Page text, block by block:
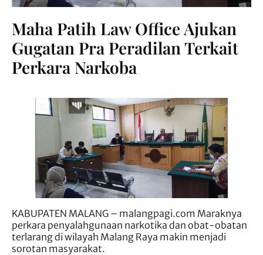
Maha Patih Law Office Ajukan
Gugatan Pra Peradilan Terkait
Perkara Narkoba
KABUPATEN MALANG – malangpagi.com Maraknya
perkara penyalahgunaan narkotika dan obat-obatan
terlarang di wilayah Malang Raya makin menjadi
sorotan masyarakat.